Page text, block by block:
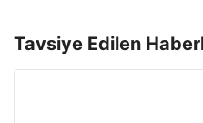
Tavsiye Edilen